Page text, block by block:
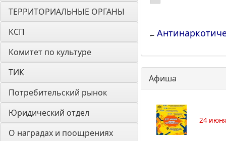
ТЕРРИТОРИАЛЬНЫЕ ОРГАНЫ
КСП
Комитет по культуре
ТИК
Потребительский рынок
Юридический отдел
О наградах и поощрениях
←
Афиша
24